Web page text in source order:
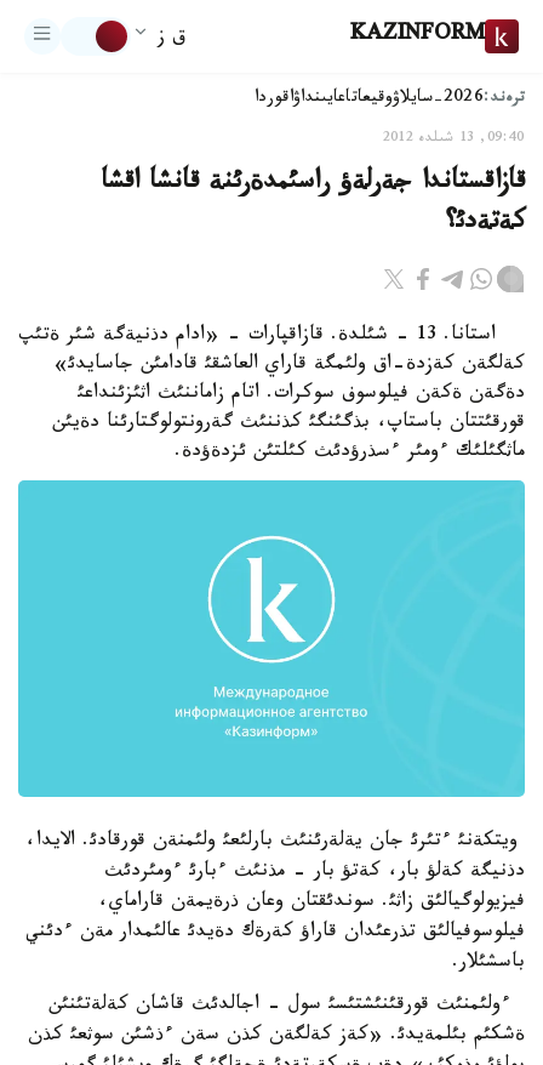
KAZINFORM ق ز
ترەند:2026-سايلاۋ وقيعاتاعايىنداۋاقوردا
09:40, 13 شىلدە 2012
قازاقستاندا جةرلةؤ راسئمدةرئنة قانشا اقشا
كةتةدئ؟
استانا. 13 - شئلدة. قازاقپارات - «ادام دذنيةگة شئر ةتئپ
كةلگةن كةزدة-اق ولئمگة قاراي العاشقئ قادامئن جاسايدئ»
دةگةن ةكةن فيلوسوف سوكرات. اتام زاماننئث اثئزئنداعئ
قورقئتتان باستاپ، بذگئنگئ كذننئث گةرونتولوگتارئنا دةيئن
ماثگئلئك ءومئر ءسذرؤدئث كئلتئن ئزدةؤدة.
ويتكةنئ ءتئرئ جان يةلةرئنئث بارلئعئ ولئمنةن قورقادئ. الايدا،
دذنيگة كةلؤ بار، كةتؤ بار - مذنئث ءبارئ ءومئردئث
فيزيولوگيالئق زاثئ. سوندئقتان وعان ذرةيمةن قاراماي،
فيلوسوفيالئق تذرعئدان قاراؤ كةرةك دةيدئ عالئمدار مةن ءدئني
باسشئلار.
ءولئمنئث قورقئنئشتئسئ سول - اجالدئث قاشان كةلةتئنئن
ةشكئم بئلمةيدئ. «كةز كةلگةن كذن سةن ءذشئن سوثعئ كذن